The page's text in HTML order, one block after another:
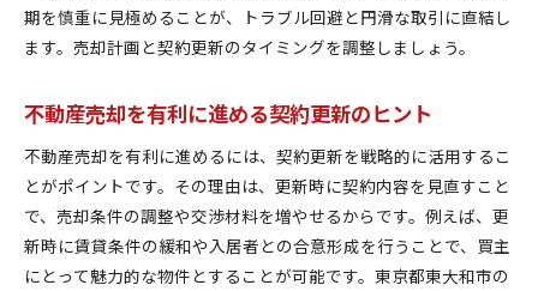
期を慎重に見極めることが、トラブル回避と円滑な取引に直結し
ます。売却計画と契約更新のタイミングを調整しましょう。
不動産売却を有利に進める契約更新のヒント
不動産売却を有利に進めるには、契約更新を戦略的に活用するこ
とがポイントです。その理由は、更新時に契約内容を見直すこと
で、売却条件の調整や交渉材料を増やせるからです。例えば、更
新時に賃貸条件の緩和や入居者との合意形成を行うことで、買主
にとって魅力的な物件とすることが可能です。東京都東大和市の